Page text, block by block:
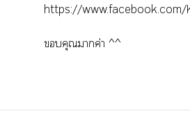
https://
คุณาค่า ^^